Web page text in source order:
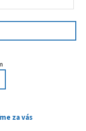
za vás